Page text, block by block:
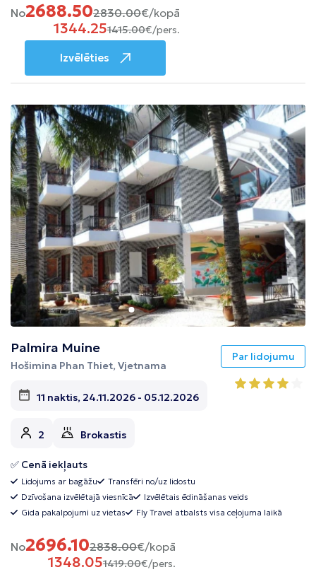
No2688.502830.00€/kopā
1344.251415.00€/pers.
Izvēlēties
Palmira Muine
Hošimina Phan Thiet, Vjetnama
11 naktis, 24.11.2026 - 05.12.2026
2 Brokastis
✅ Cenā iekļauts
Lidojums ar bagāžu
Transfēri no/uz lidostu
Dzīvošana izvēlētajā viesnīcā
Izvēlētais ēdināšanas veids
Gida pakalpojumi uz vietas
Fly Travel atbalsts visa ceļojuma laikā
Par lidojumu
No2696.102838.00€/kopā
1348.051419.00€/pers.